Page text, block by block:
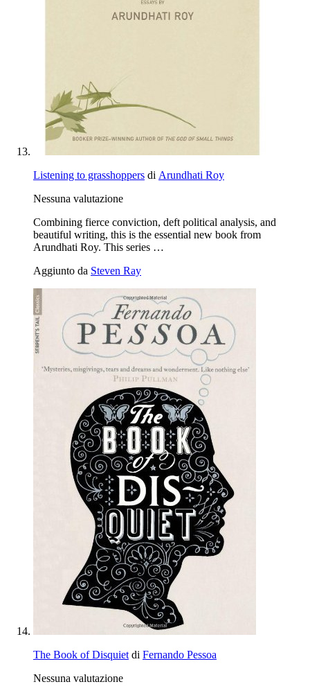
Listening to grasshoppers di Arundhati Roy
Nessuna valutazione
Combining fierce conviction, deft political analysis, and
beautiful writing, this is the essential new book from
Arundhati Roy. This series …
Aggiunto da Steven Ray
The Book of Disquiet di Fernando Pessoa
Nessuna valutazione